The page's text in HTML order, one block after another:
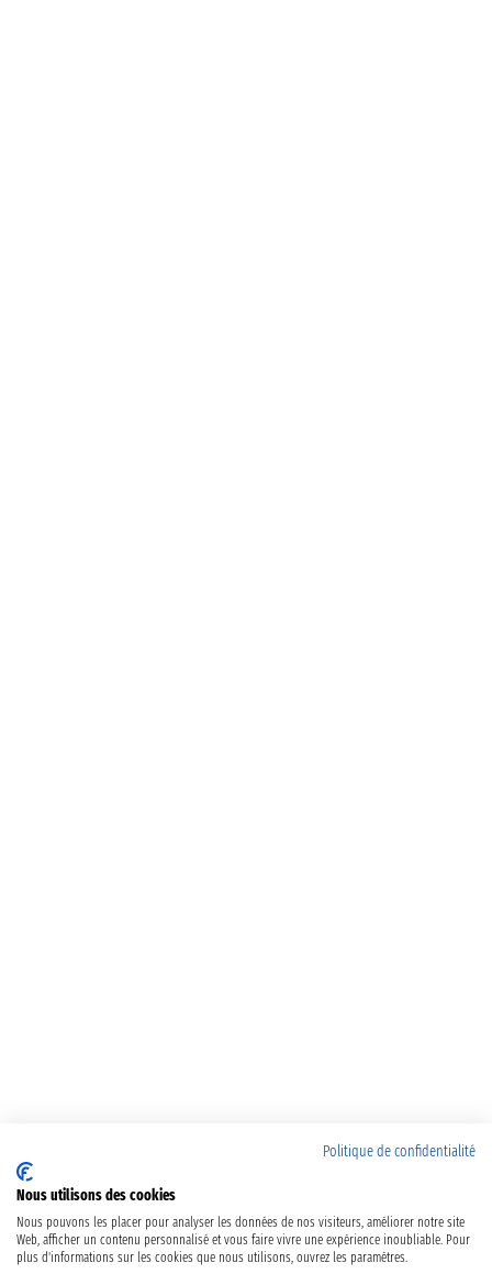
Politique de confidentialité
Nous utilisons des cookies
Nous pouvons les placer pour analyser les données de nos visiteurs, améliorer notre site
Web, afficher un contenu personnalisé et vous faire vivre une expérience inoubliable. Pour
plus d'informations sur les cookies que nous utilisons, ouvrez les paramètres.